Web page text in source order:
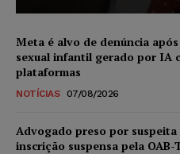
Meta é alvo de denúncia
sexual infantil gerado por IA
plataformas
NOTÍCIAS 07/08/2026
Advogado preso por
inscrição suspensa pela OAB-